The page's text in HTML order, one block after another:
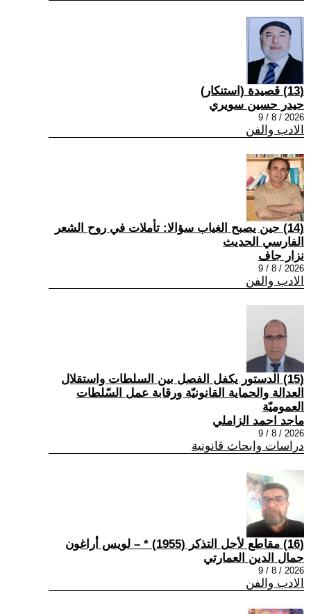
(13) قصيدة (استنكار)
حيدر حسين سويري
2026 / 8 / 9
الادب والفن
(14) حين يصبح الغياب سؤالا: تأملات في روح الشعر
الفارسي الحديث
نزار جاف
2026 / 8 / 9
الادب والفن
(15) الدستور يكفل الفصل بين السلطات واستقلال
العدالة والحماية القانونيّة ورقابة عمل السّلطات
العموميّة
ماجد احمد الزاملي
2026 / 8 / 9
دراسات وابحاث قانونية
(16) مقاطع لأجل التذكر (1955) * – لويس أراغون
جمال الدين العمارتي
2026 / 8 / 9
الادب والفن